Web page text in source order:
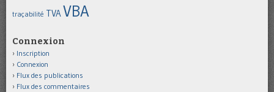
traçabilité TVAVBA
Connexion
Inscription
Connexion
Flux des publications
Flux des commentaires